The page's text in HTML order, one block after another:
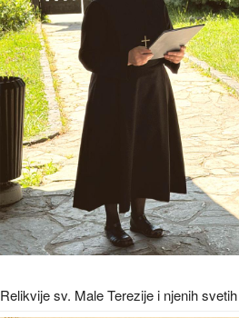
Relikvije sv. Male Terezije i njenih